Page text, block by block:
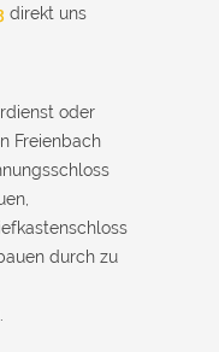
direkt uns
oder
Freienbach
durch zu